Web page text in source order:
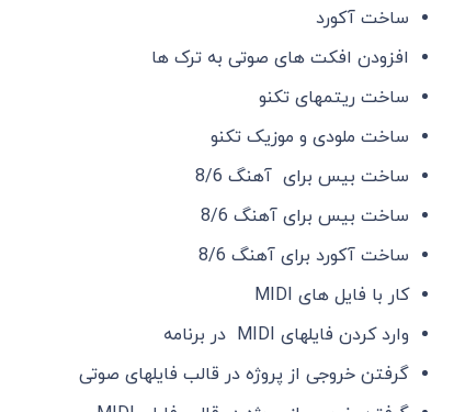
ساخت آکورد
افزودن افکت های صوتی به ترک ها
ساخت ریتمهای تکنو
ساخت ملودی و موزیک تکنو
ساخت بیس برای آهنگ 8/6
ساخت بیس برای آهنگ 8/6
ساخت آکورد برای آهنگ 8/6
کار با فایل های MIDI
وارد کردن فایلهای MIDI در برنامه
گرفتن خروجی از پروژه در قالب فایلهای صوتی